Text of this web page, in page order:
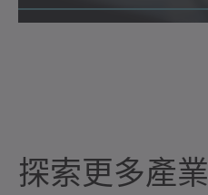
探索更多產業